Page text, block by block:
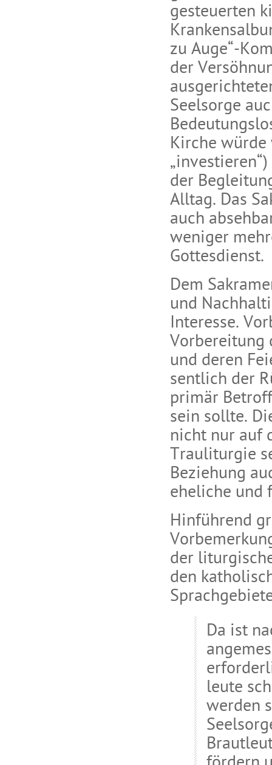
gesteuerten
zu Auge“-
der
Seelsorge
Kirche
der
Alltag. Das
auch
weniger
Gottesdienst.
Dem
und
Interesse.
Vorbereitung
und deren
sentlich der
primär
sein sollte.
nicht nur auf
Trauliturgie
Beziehung
eheliche und
Hinführend
der
den
Da ist
leute
werden